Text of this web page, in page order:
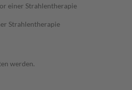
einer Strahlentherapie
Strahlentherapie
werden.